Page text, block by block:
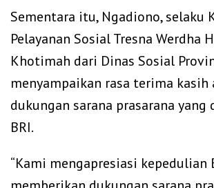
Sementara itu, Ngadiono, selaku
Pelayanan Sosial Tresna Werdha
Khotimah dari Dinas Sosial
menyampaikan rasa terima kasih
dukungan sarana prasarana
BRI.
“Kami mengapresiasi kepedulian